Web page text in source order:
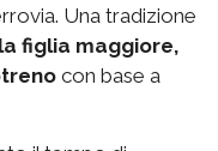
Una tradizione
la figlia maggiore,
con base a